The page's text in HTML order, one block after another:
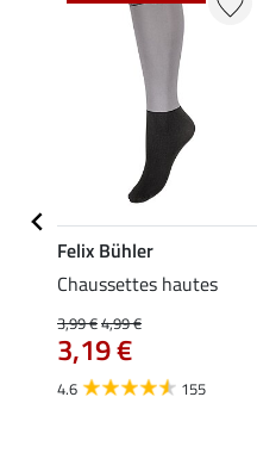
Felix Bühler
Chaussettes hautes
3,99 €4,99 €
3,19 €
4.6 155